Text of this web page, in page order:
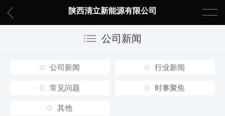
陕西清立新能源有限公司
公司新闻
公司新闻 行业新闻
常见问题 时事聚焦
其他